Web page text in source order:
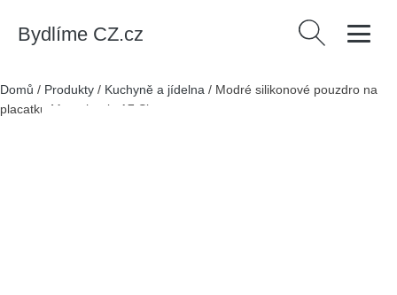
Bydlíme CZ.cz Vyhledávání
Domů / Produkty / Kuchyně a jídelna / Modré silikonové pouzdro na
placatku Memobottle A7 Sleeve